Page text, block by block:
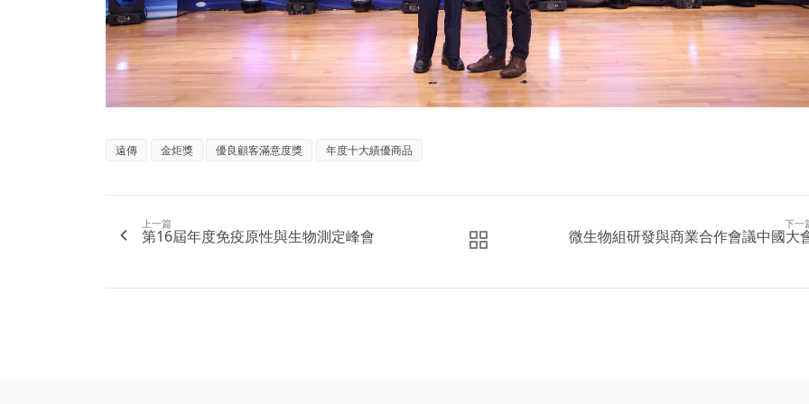
遠傳 金炬獎 優良顧客滿意度獎 年度十大績優商品
上一篇
第16屆年度免疫原性與生物測定峰會
下一
微生物組研發與商業合作會議中國大